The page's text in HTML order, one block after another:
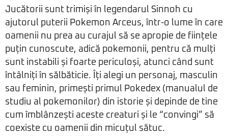
Jucătorii sunt trimiși în legendarul Sinnoh cu
ajutorul puterii Pokemon Arceus, într-o lume în care
oamenii nu prea au curajul să se apropie de ființele
puțin cunoscute, adică pokemonii, pentru că mulți
sunt instabili și foarte periculoși, atunci când sunt
întâlniți în sălbăticie. Îți alegi un personaj, masculin
sau feminin, primești primul Pokedex (manualul de
studiu al pokemonilor) din istorie și depinde de tine
cum îmblânzești aceste creaturi și le “convingi” să
coexiste cu oamenii din micuțul sătuc.